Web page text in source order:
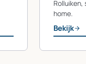
home.
Bekijk